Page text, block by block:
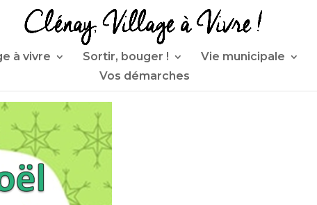
à vivre Sortir, bouger ! Vie municipale
Vos démarches